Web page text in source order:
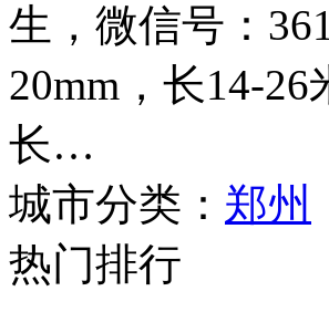
生，微信号：
20mm，长14-
长…
城市分类： 郑州
热门排行